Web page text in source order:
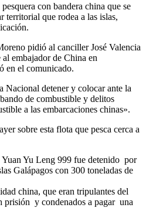
con bandera china que se
territorial que rodea a las islas,
pidió al canciller José Valencia
embajador de China en
en el comunicado.
Nacional detener y colocar ante la
de combustible y delitos
a las embarcaciones chinas».
sobre esta flota que pesca cerca a
Yu Leng 999 fue detenido por
Galápagos con 300 toneladas de
china, que eran tripulantes del
prisión y condenados a pagar una